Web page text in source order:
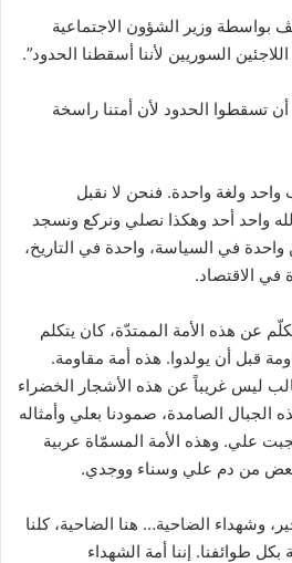
بواسطة وزير الشؤون الاجتماعية
السوريين لأننا أسقطنا الحدود”.
تسقطوا الحدود لأن أمتنا راسخة
ولغة واحدة. فنحن لا نقبل
واحد أحد وهكذا نصلي ونركع ونسجد
في السياسة، واحدة في التاريخ،
في الاقتصاد.
عن هذه الأمة الممتدّة، كان يتكلم
قبل أن يولدوا. هذه أمة مقاومة.
ليس غريباً عن هذه الأشجار الخضراء
الجبال الصامدة، صمودنا بعلي وأمثاله
علي. وهذه الأمة المسمّاة عربية
من دم علي وسناء ووجدي.
وشهداء الضاحية… هنا الضاحية، كلنا
طوائفنا. إننا أمة الشهداء